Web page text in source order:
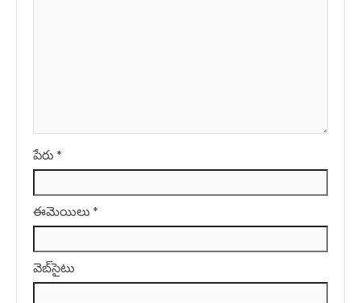
పేరు *
ఈమెయిలు *
వెబ్‌సైటు